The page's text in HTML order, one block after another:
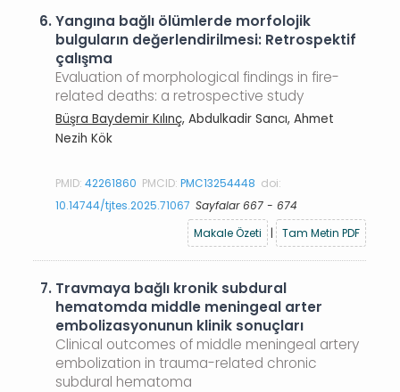
6.Yangına bağlı ölümlerde morfolojik
bulguların değerlendirilmesi: Retrospektif
çalışma
Evaluation of morphological findings in fire-
related deaths: a retrospective study
Büşra Baydemir Kılınç, Abdulkadir Sancı, Ahmet
Nezih Kök
PMID:42261860 PMCID:PMC13254448 doi:
10.14744/tjtes.2025.71067 Sayfalar 667 - 674
Makale Özeti
| Tam Metin PDF
7. Travmaya bağlı kronik subdural
hematomda middle meningeal arter
embolizasyonunun klinik sonuçları
Clinical outcomes of middle meningeal artery
embolization in trauma-related chronic
subdural hematoma